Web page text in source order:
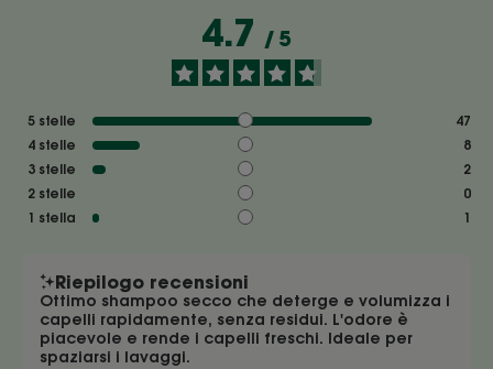
4.7 / 5
5 stelle
47
4 stelle
8
3 stelle
2
2 stelle
0
1 stella 1
Riepilogo recensioni
Ottimo shampoo secco che deterge e volumizza i
capelli rapidamente, senza residui. L'odore è
piacevole e rende i capelli freschi. Ideale per
spaziarsi i lavaggi.